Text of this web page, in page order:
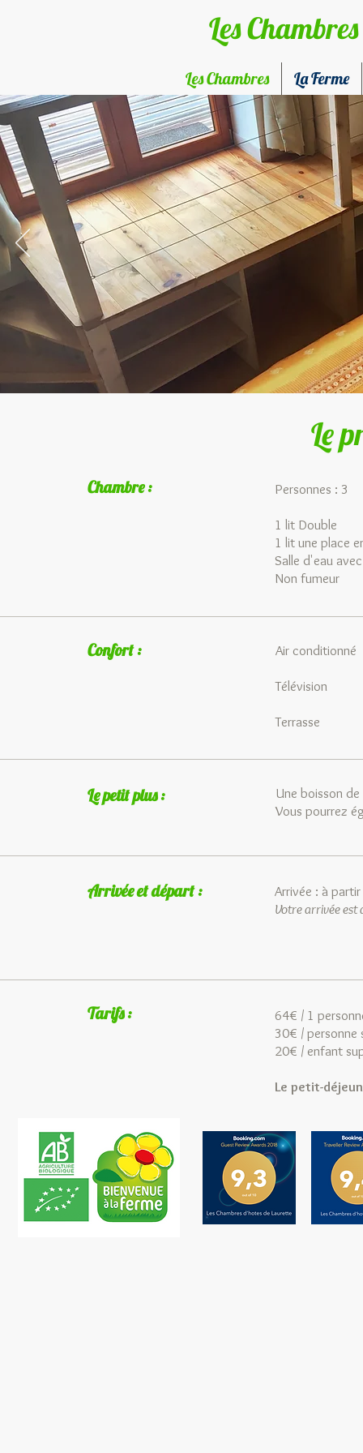
Les
Les Chambres La Ferme
Le
Chambre :
1 lit Double
1 lit une place
Salle d'eau
Non fumeur
Confort : Air
Le petit plus :
Une boisson
Vous pourrez
Arrivée et départ :
Arrivée : à
Votre arrivée
Tarifs :
64€ / 1
30€ / personne
20€ / enfant
Le petit-